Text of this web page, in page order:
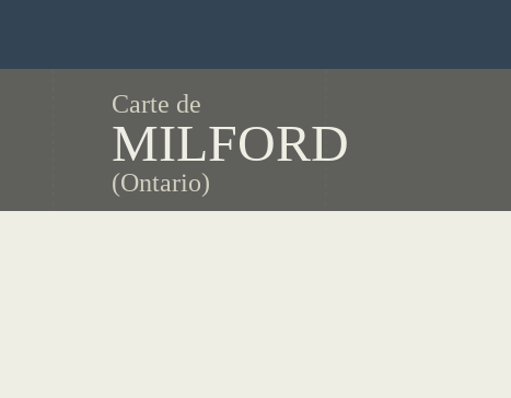
Carte de
MILFORD
(Ontario)